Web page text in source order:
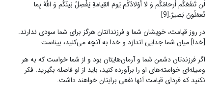
لَن تَنفَعَکُم أَرحامُکُم وَ لا أَوْلادُکُم یَومَ القِیامَةِ یَفْصِلُ بَینَکُم وَ اللَّهُ بِما
تَعمَلُونَ بَصیرٌ.[9]
در روز قیامت، خویشان شما و فرزندانتان هرگز برای شما سودی ندارند.
[خدا] میان شما جدایی اندازد و خدا به آنچه می‌کنید، بیناست.
اگر فرزندتان دشمن شما و آرمان‌هایتان بود و از شما خواست که به هر
وسیله‌ای خواسته‌های او را برآورده کنید، باید از او فاصله بگیرید. فکر
نکنید که فردای قیامت آنها نفعی برایتان خواهند داشت.